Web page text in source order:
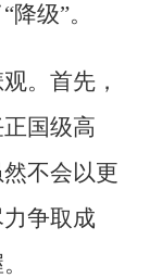
级”。
。首先，
国级高
不会以更
争取成